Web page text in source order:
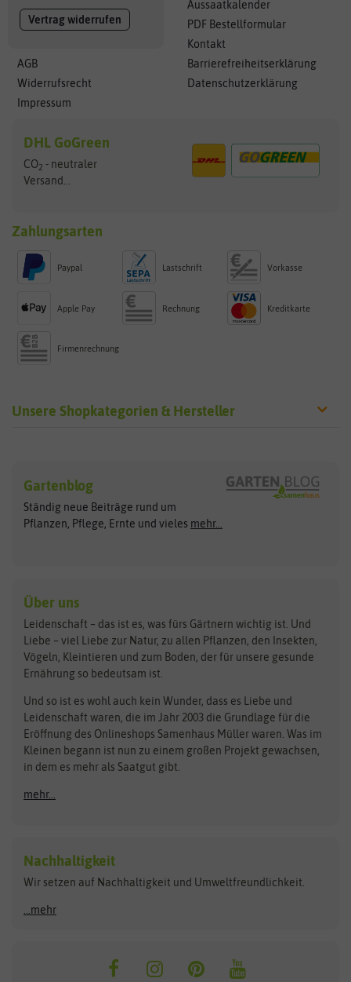
Vertrag widerrufen
AGB
Widerrufsrecht
Impressum
Aussaatkalender
PDF Bestellformular
Kontakt
Barrierefreiheitserklärung
Datenschutzerklärung
DHL GoGreen
CO2 - neutraler
Versand...
Zahlungsarten
Paypal Lastschrift Vorkasse
Apple Pay Rechnung Kreditkarte
Firmenrechnung
Unsere Shopkategorien & Hersteller
Exotische Samen
Gemüsesamen
Gründünger
Kräutersamen
Obstsamen
Pilzbrut
Rasensamen
Steckzwiebeln
Zimmer & Kübelpflanzen
Kataloge
Schnäppchen
Anzucht & Gartenzubehör
Anzuchtschalen
Heizmatte & Heizkabel
Kokos-Quelltabletten
Zimmergewächshaus
Arche Noah
ASB Greenworld
Benary
Bingenheimer Saatgut
BioBalu
Bionana
BIOWOL
Blumicorn
Bûten Birds
Carl Pabst
Clever Pots
COMPO
Dürr-Samen
elho
Feldsaaten Freudenberger
Fertil
Flora Elite
Florissa
Flortis
Franchi Sementi
Hortitops
JUB Holland
Gartenblog
Ständig neue Beiträge rund um
Pflanzen, Pflege, Ernte und vieles mehr...
Über uns
Leidenschaft – das ist es, was fürs Gärtnern wichtig ist. Und
Liebe – viel Liebe zur Natur, zu allen Pflanzen, den Insekten,
Vögeln, Kleintieren und zum Boden, der für unsere gesunde
Ernährung so bedeutsam ist.
Und so ist es wohl auch kein Wunder, dass es Liebe und
Leidenschaft waren, die im Jahr 2003 die Grundlage für die
Eröffnung des Onlineshops Samenhaus Müller waren. Was im
Kleinen begann ist nun zu einem großen Projekt gewachsen,
in dem es mehr als Saatgut gibt.
mehr...
Nachhaltigkeit
Wir setzen auf Nachhaltigkeit und Umweltfreundlichkeit.
...mehr